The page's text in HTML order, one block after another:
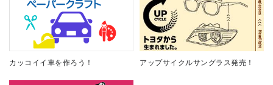
カッコイイ車を作ろう！ アップサイクルサングラス発売！